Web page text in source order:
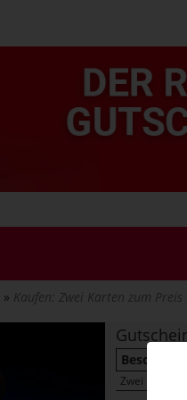
Kaufen: Zwei Karten zum
Zwei Karten